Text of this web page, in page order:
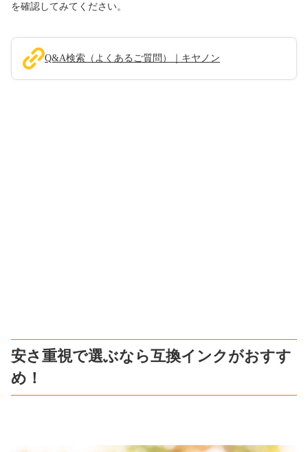
を確認してみてください。
Q&A検索（よくあるご質問）｜キヤノン
安さ重視で選ぶなら互換インクがおすす
め！